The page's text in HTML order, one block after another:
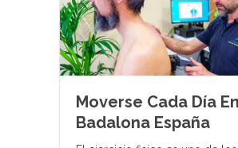
Moverse Cada Día En
Badalona España